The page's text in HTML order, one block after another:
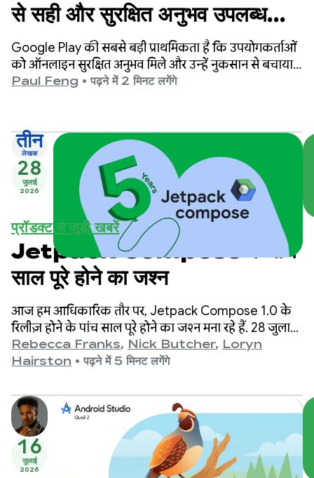
से सही और सुरक्षित अनुभव उपलब्ध
कराना
Google Play की सबसे बड़ी प्राथमिकता है कि उपयोगकर्ताओं
को ऑनलाइन सुरक्षित अनुभव मिले और उन्हें नुकसान से बचाया
जा सके.
Paul Feng • पढ़ने में 2 मिनट लगेंगे
तीन
लेखक
28
जुलाई
2026
प्रॉडक्ट से जुड़ी खबरें
Jetpack Compose के पांच
साल पूरे होने का जश्न
आज हम आधिकारिक तौर पर, Jetpack Compose 1.0 के
रिलीज़ होने के पांच साल पूरे होने का जश्न मना रहे हैं. 28 जुलाई,
2021 को लॉन्च हुए वर्शन 1.0 से लेकर हमारे नए वर्शन 1.11 तक,
हमने एपीआई में समय के साथ-साथ काफ़ी बदलाव देखे हैं.
Rebecca Franks, Nick Butcher, Loryn
Hairston • पढ़ने में 5 मिनट लगेंगे
16
जुलाई
2026